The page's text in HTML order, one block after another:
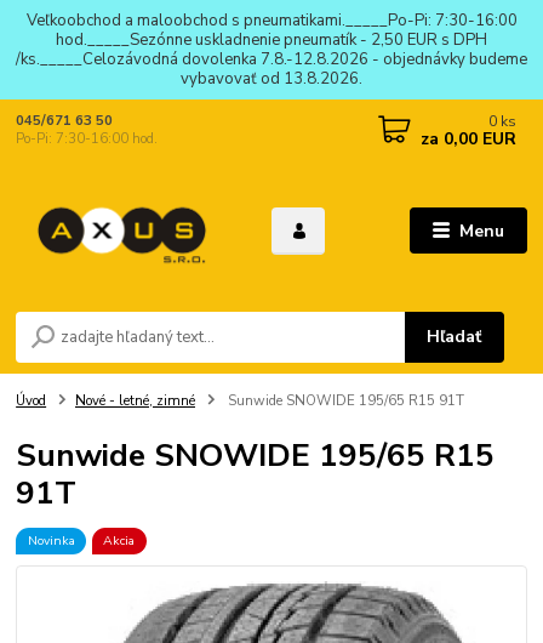
Veľkoobchod a maloobchod s pneumatikami._____Po-Pi: 7:30-16:00
hod._____Sezónne uskladnenie pneumatík - 2,50 EUR s DPH
/ks._____Celozávodná dovolenka 7.8.-12.8.2026 - objednávky budeme
vybavovať od 13.8.2026.
Menu
Hľadať
045/671 63 50
Po-Pi: 7:30-16:00 hod.
0 ks
za 0,00 EUR
Úvod Nové - letné, zimné Sunwide SNOWIDE 195/65 R15 91T
Sunwide SNOWIDE 195/65 R15
91T
Novinka Akcia